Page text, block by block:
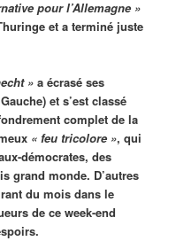
pour l’Allemagne »
et a terminé juste
» a écrasé ses
et s’est classé
complet de la
« feu tricolore », qui
démocrates, des
grand monde. D’autres
du mois dans le
de ce week-end